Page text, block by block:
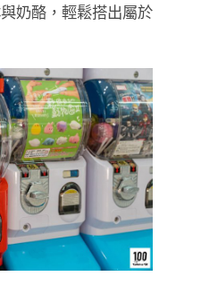
奶酪，輕鬆搭出屬於